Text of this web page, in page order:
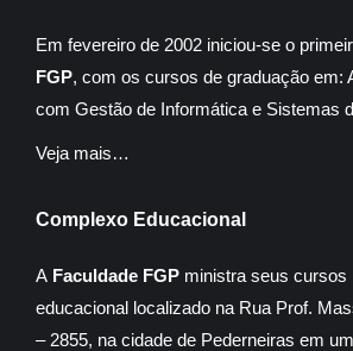
Em fevereiro de 2002 iniciou-se o
FGP, com os cursos de graduação em:
com Gestão de Informática e Sistemas
Veja mais…
Complexo Educacional
A Faculdade FGP ministra seus cursos
educacional localizado na Rua Prof.
– 2855, na cidade de Pederneiras em